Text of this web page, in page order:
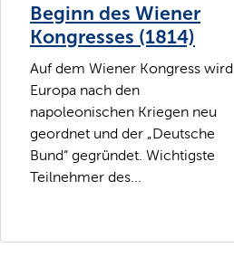
Beginn des Wiener
Kongresses (1814)
Auf dem Wiener Kongress wird
Europa nach den
napoleonischen Kriegen neu
geordnet und der „Deutsche
Bund“ gegründet. Wichtigste
Teilnehmer des...